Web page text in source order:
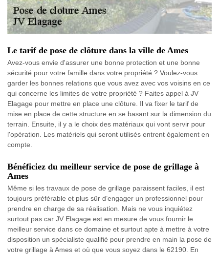
Le tarif de pose de clôture dans la ville de Ames
Avez-vous envie d'assurer une bonne protection et une bonne
sécurité pour votre famille dans votre propriété ? Voulez-vous
garder les bonnes relations que vous avez avec vos voisins en ce
qui concerne les limites de votre propriété ? Faites appel à JV
Elagage pour mettre en place une clôture. Il va fixer le tarif de
mise en place de cette structure en se basant sur la dimension du
terrain. Ensuite, il y a le choix des matériaux qui vont servir pour
l'opération. Les matériels qui seront utilisés entrent également en
compte.
Bénéficiez du meilleur service de pose de grillage à
Ames
Même si les travaux de pose de grillage paraissent faciles, il est
toujours préférable et plus sûr d’engager un professionnel pour
prendre en charge de sa réalisation. Mais ne vous inquiétez
surtout pas car JV Elagage est en mesure de vous fournir le
meilleur service dans ce domaine et surtout apte à mettre à votre
disposition un spécialiste qualifié pour prendre en main la pose de
votre grillage à Ames et où que vous soyez dans le 62190. En